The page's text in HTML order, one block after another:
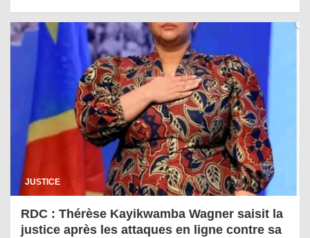
JUSTICE
RDC : Thérèse Kayikwamba Wagner saisit la
justice après les attaques en ligne contre sa